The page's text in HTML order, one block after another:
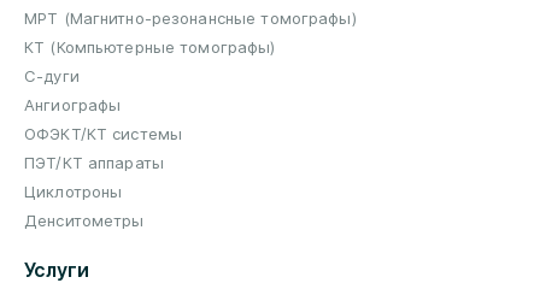
МРТ (Магнитно-резонансные томографы)
КТ (Компьютерные томографы)
С-дуги
Ангиографы
ОФЭКТ/КТ системы
ПЭТ/КТ аппараты
Циклотроны
Денситометры
Услуги